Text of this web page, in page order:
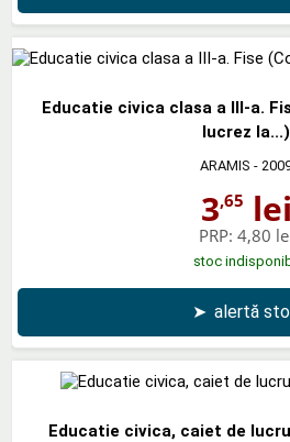
Educatie civica clasa a III-a.
lucrez la...)
ARAMIS -
3,65 lei
PRP: 4,80
stoc
➤ alertă
Educatie civica, caiet de